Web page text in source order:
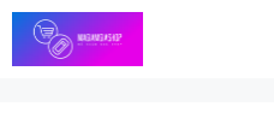
Skip
to
content